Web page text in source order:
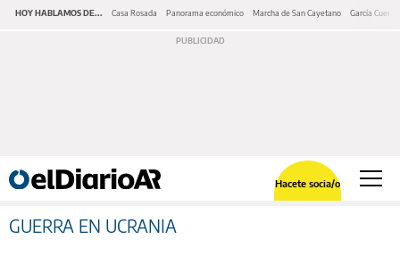
HOY HABLAMOS DE... Casa Rosada Panorama económico Marcha de San Cayetano García Cuerva
Hacete socia/o
GUERRA EN UCRANIA